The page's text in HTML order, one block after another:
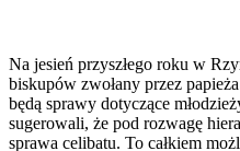
Na jesień przyszłego roku w
biskupów zwołany przez
będą sprawy dotyczące
sugerowali, że pod rozwagę
sprawa celibatu. To całkiem